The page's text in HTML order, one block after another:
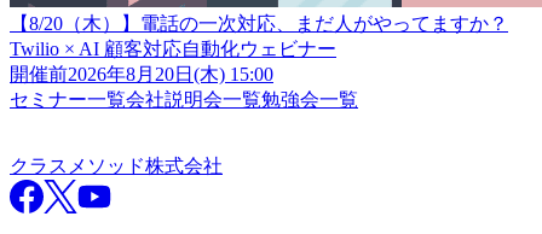
【8/20（木）】電話の一次対応、まだ人がやってますか？
Twilio × AI 顧客対応自動化ウェビナー
開催前2026年8月20日(木) 15:00
セミナー一覧会社説明会一覧勉強会一覧
クラスメソッド株式会社
Facebook
X YouTube